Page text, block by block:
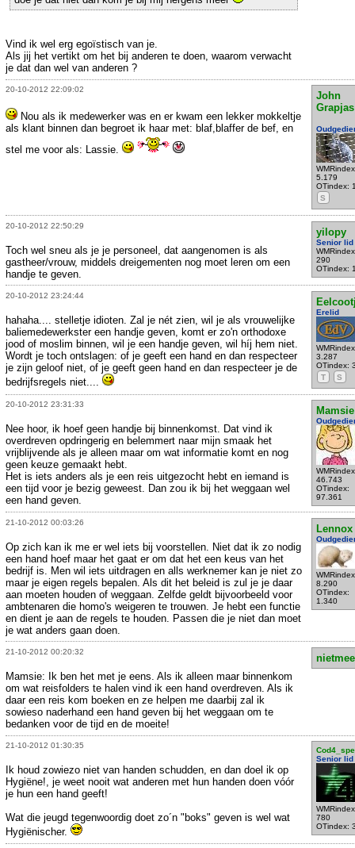
Vind ik wel erg egoïstisch van je.
Als jij het vertikt om het bij anderen te doen, waarom verwacht
je dat dan wel van anderen ?
20-10-2012 22:09:02
John
Grapjas
5.179
OTindex:
S
Nou als ik medewerker was en er kwam een lekker mokkeltje
als klant binnen dan begroet ik haar met: blaf,blaffer de bef, en
stel me voor als: Lassie.
20-10-2012 22:50:29
yilopy
Senior lid
290
OTindex:
Toch wel sneu als je je personeel, dat aangenomen is als
gastheer/vrouw, middels dreigementen nog moet leren om een
handje te geven.
20-10-2012 23:24:44
Erelid
3.287
OTindex:
T
S
hahaha.... stelletje idioten. Zal je nét zien, wil je als vrouwelijke
baliemedewerkster een handje geven, komt er zo'n orthodoxe
jood of moslim binnen, wil je een handje geven, wil híj hem niet.
Wordt je toch ontslagen: of je geeft een hand en dan respecteer
je zijn geloof niet, of je geeft geen hand en dan respecteer je de
bedrijfsregels niet....
20-10-2012 23:31:33
Mamsie
46.743
OTindex:
97.361
Nee hoor, ik hoef geen handje bij binnenkomst. Dat vind ik
overdreven opdringerig en belemmert naar mijn smaak het
vrijblijvende als je alleen maar om wat informatie komt en nog
geen keuze gemaakt hebt.
Het is iets anders als je een reis uitgezocht hebt en iemand is
een tijd voor je bezig geweest. Dan zou ik bij het weggaan wel
een hand geven.
21-10-2012 00:03:26
Lennox
8.290
OTindex:
1.340
Op zich kan ik me er wel iets bij voorstellen. Niet dat ik zo nodig
een hand hoef maar het gaat er om dat het een keus van het
bedrijf is. Men wil iets uitdragen en alls werknemer kan je niet zo
maar je eigen regels bepalen. Als dit het beleid is zul je je daar
aan moeten houden of weggaan. Zelfde geldt bijvoorbeeld voor
ambtenaren die homo's weigeren te trouwen. Je hebt een functie
en dient je aan de regels te houden. Passen die je niet dan moet
je wat anders gaan doen.
21-10-2012 00:20:32
Mamsie: Ik ben het met je eens. Als ik alleen maar binnenkom
om wat reisfolders te halen vind ik een hand overdreven. Als ik
daar een reis kom boeken en ze helpen me daarbij zal ik
sowieso naderhand een hand geven bij het weggaan om te
bedanken voor de tijd en de moeite!
21-10-2012 01:30:35
Senior lid
780
OTindex:
Ik houd zowiezo niet van handen schudden, en dan doel ik op
Hygiëne!, je weet nooit wat anderen met hun handen doen vóór
je hun een hand geeft!
Wat die jeugd tegenwoordig doet zo´n "boks" geven is wel wat
Hygiënischer.